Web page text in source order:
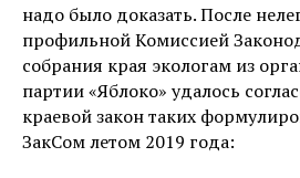
надо было доказать. После
профильной Комиссией
собрания края экологам из
партии «Яблоко» удалось
краевой закон таких
ЗакСом летом 2019 года: